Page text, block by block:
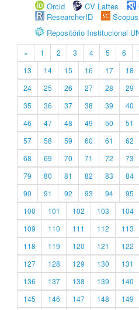
Orcid
CV Lattes
ResearcherID
Scopus
Repositório Institucional
« 1 2 3 4 5 6
13
14 15 16 17 18
24
25 26 27 28 29
35
36 37 38 39 40
46
47 48 49 50 51
57
58 59 60 61 62
68
69 70 71 72 73
79
80 81 82 83 84
90
91 92 93 94 95
100
101 102 103 104
109
110 111 112 113
118
119 120 121 122
127
128 129 130 131
136
137 138 139 140
145
146 147 148 149